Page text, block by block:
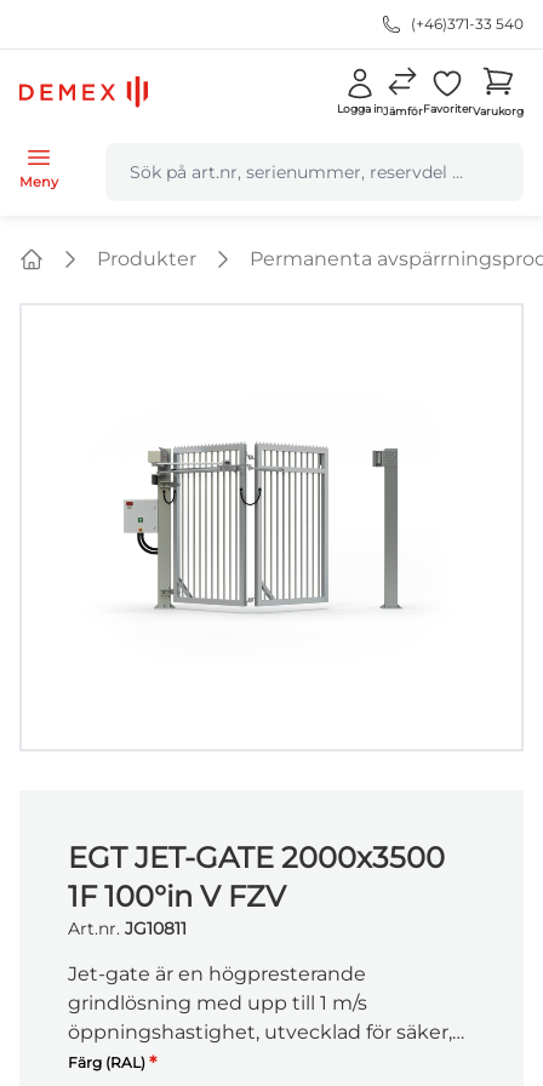
(+46)371-33 540
Logga inJämförFavoriterVarukorg
Meny
Produkter Permanenta
EGT JET-GATE 2000x3500
1F 100°in V FZV
Art.nr. JG10811
Jet-gate är en högpresterande
grindlösning med upp till 1 m/s
öppningshastighet, utvecklad för säker,
snabb och driftsäker passage i krävande
Färg (RAL) *